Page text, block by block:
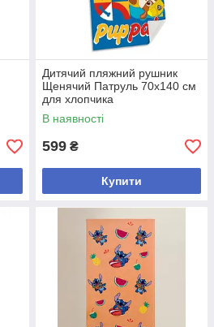
Дитячий пляжний рушник
Щенячий Патруль 70х140 см
для хлопчика
В наявності
599 ₴
Купити